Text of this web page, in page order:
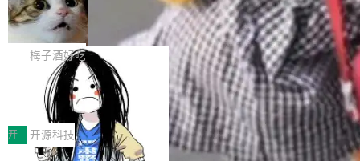
有云模型能够满足快速试用和效率提升的需求。
但对于金融、能源、医疗等对数据安全要求较...
让AI用起来，还要进一步看清混合算力时代下，
Token花在哪里、算力是否被充分利用，以及持
续增长的AI成本该如何优化。 深信服AI算力网关
正是围绕这些实际问题，从Token治理和成本治
理两个方面，让用户的每一份算力都看得清、管
得住、用得稳、省得下、更安全！ 一、从现在开
始，Token使用一目...
ean 在 Google 工作了 27 年后，宣布离职。 他
不是一个人走。一同离开的还有 Sanjay Ghema
wat（Google 员工编号 23，Jeff Dean 二十多
年的编程搭档，MapReduce 和 Bigtable 的共同
作者）、Quoc Le（Google 大脑核心成员，Se
q2Seq 和 DocAI 的共同发明人）以及 Oriol Vin
yals（Gemini 联合负责人，AlphaSta...
🔥 SolonCode v2026.8.4 发布：界面
字体可调、22 种语言、记忆搜索增强
打开终端就能上岗的全中文编码智能体，这一轮
把「看得清、用母语、记得住」三件事一次补
齐。 SolonCode 是什么 SolonCode 是杭州无
耳科技研发的企业级终端编码智能体——一位全
中文驱动的数字员工，自主理解需求、规划步
骤、编写代码。不挑模型、不挑平台，curl 一行
装完即用。 开源地址：Gitee · GitCode · GitHu
梅子酒好吃
让“代码语义理解”深度释放AI Coding
价值潜能：华为云码道（CodeArts）
代码仓技术解析
一、代码仓深度理解技术的作用与价值 在软件工
程实践中，代码仓是企业核心知识资产的主要载
体。企业级代码仓库通常包含数十万乃至数百万
开 开源科技